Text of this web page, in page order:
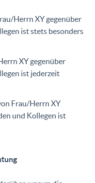
Herrn XY gegenüber
ist stets besonders
XY gegenüber
ist jederzeit
Frau/Herrn XY
und Kollegen ist